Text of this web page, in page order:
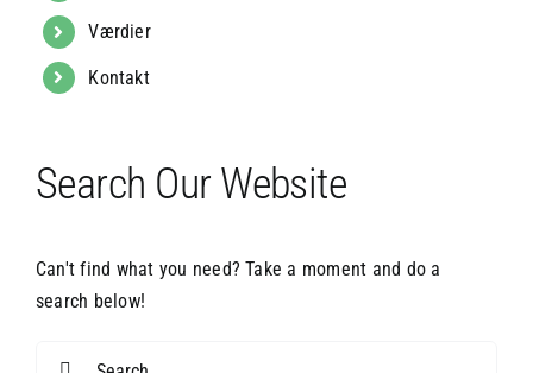
Værdier
Kontakt
Search Our Website
Can't find what you need? Take a moment and do a
search below!